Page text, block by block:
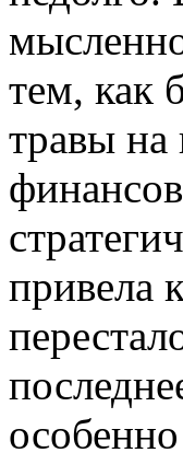
тем, как
травы на
привела